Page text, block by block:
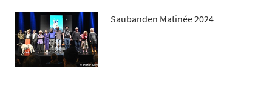
Saubanden Matinée 2024